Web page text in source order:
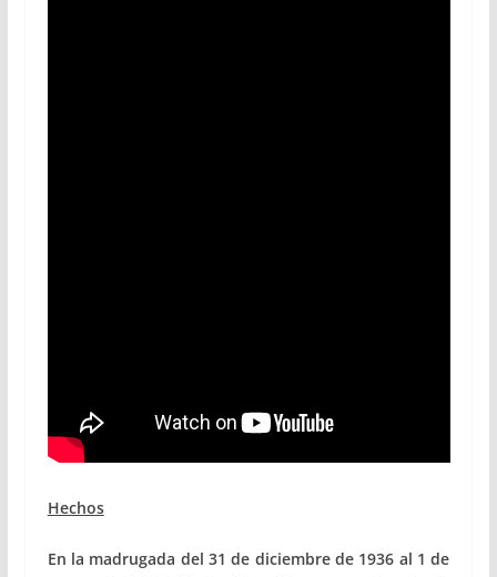
Hechos
En la madrugada del 31 de diciembre de 1936 al 1 de